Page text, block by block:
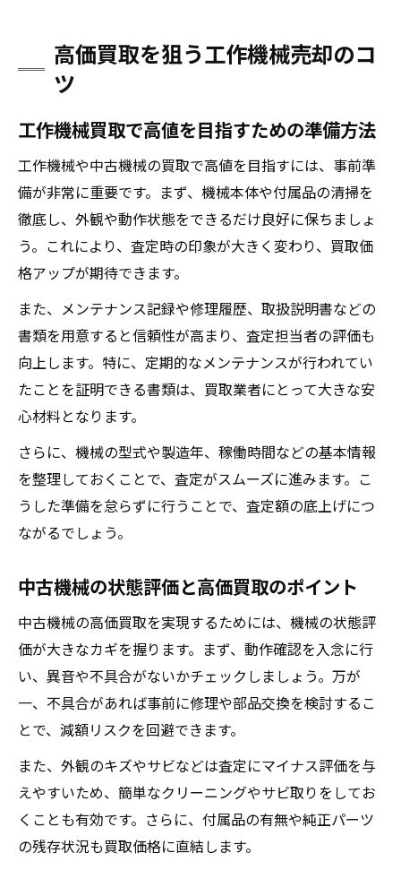
中古機械買取で失敗しない業者選び方
口コミや評判から信頼できる業者探し
複数業者から中古機械買取相場を比較
買取サービス内容で差がつく選び方
関東で人気の中古機械買取業者特徴
相見積もりを活用した買取額アップ術
工作機械買取で相見積もりを取るメリット
相見積もりが買取価格に与える影響
中古機械買取で効率的に見積もりを集める
方法
複数業者比較で高価買取を実現するコツ
見積内容を正しく比較するための注意点
古い機械も納得価格で売るポイント
古い工作機械も買取価格を上げる方法
状態不問でも高額査定につながるコツ
中古工作機械の価格表示を参考に準備
古い機械を高値で売るための交渉術
関東圏で中古機械買取を成功させる方法
関東の中古機械買取業者の特徴を把握
中古機械買取関東エリアの相場を知る
埼玉で工作機械買取を依頼するポイント
現地査定や無料見積もりの活用法
関東圏で評判の中古機械買取業者選び
市場相場を知り高値で工作機械を手放す
機械買取相場の最新動向を押さえる
高価買取を狙う工作機械売却のコ
ツ
工作機械買取で高値を目指すための準備方法
工作機械や中古機械の買取で高値を目指すには、事前準
備が非常に重要です。まず、機械本体や付属品の清掃を
徹底し、外観や動作状態をできるだけ良好に保ちましょ
う。これにより、査定時の印象が大きく変わり、買取価
格アップが期待できます。
また、メンテナンス記録や修理履歴、取扱説明書などの
書類を用意すると信頼性が高まり、査定担当者の評価も
向上します。特に、定期的なメンテナンスが行われてい
たことを証明できる書類は、買取業者にとって大きな安
心材料となります。
さらに、機械の型式や製造年、稼働時間などの基本情報
を整理しておくことで、査定がスムーズに進みます。こ
うした準備を怠らずに行うことで、査定額の底上げにつ
ながるでしょう。
中古機械の状態評価と高価買取のポイント
中古機械の高価買取を実現するためには、機械の状態評
価が大きなカギを握ります。まず、動作確認を入念に行
い、異音や不具合がないかチェックしましょう。万が
一、不具合があれば事前に修理や部品交換を検討するこ
とで、減額リスクを回避できます。
また、外観のキズやサビなどは査定にマイナス評価を与
えやすいため、簡単なクリーニングやサビ取りをしてお
くことも有効です。さらに、付属品の有無や純正パーツ
の残存状況も買取価格に直結します。